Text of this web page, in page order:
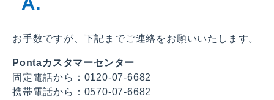
お手数ですが、下記までご連絡をお願いいたします。
Pontaカスタマーセンター
固定電話から：0120-07-6682
携帯電話から：0570-07-6682